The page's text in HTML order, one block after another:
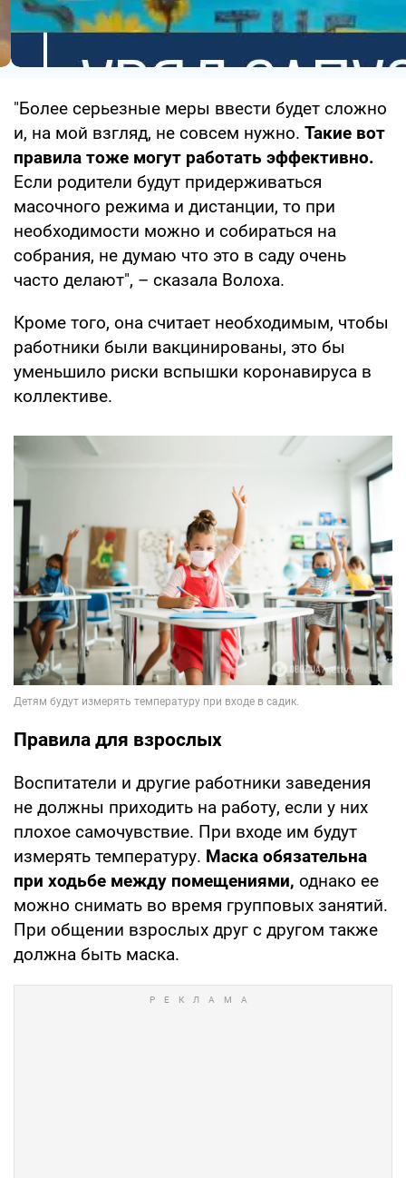
"Более серьезные меры ввести будет сложно
и, на мой взгляд, не совсем нужно. Такие вот
правила тоже могут работать эффективно.
Если родители будут придерживаться
масочного режима и дистанции, то при
необходимости можно и собираться на
собрания, не думаю что это в саду очень
часто делают", – сказала Волоха.
Кроме того, она считает необходимым, чтобы
работники были вакцинированы, это бы
уменьшило риски вспышки коронавируса в
коллективе.
Правила для взрослых
Воспитатели и другие работники заведения
не должны приходить на работу, если у них
плохое самочувствие. При входе им будут
измерять температуру. Маска обязательна
при ходьбе между помещениями, однако ее
можно снимать во время групповых занятий.
При общении взрослых друг с другом также
должна быть маска.